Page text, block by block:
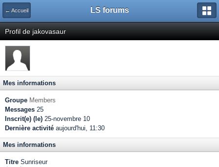
← Accueil LS forums
Profil de jakovasaur
Mes informations
Groupe Members
Messages 25
Inscrit(e) (le) 25-novembre 10
Dernière activité aujourd'hui, 11:30
Mes informations
Titre Sunriseur